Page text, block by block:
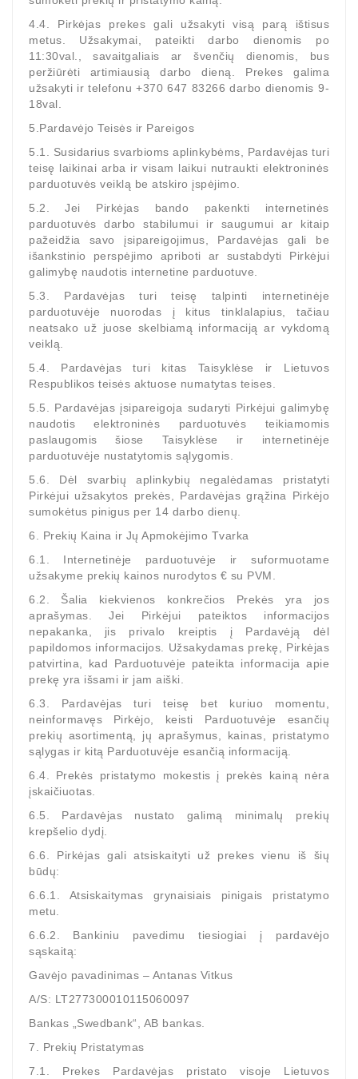
Generatorių
Guoliai
(kondicionieriaus)
DC
Hidrovariklių
Paleidimo
Rėlės
Plastikinis
Spaustukas
(kniedė)
Diagnostikos
Įranga
Generatorių
Remontas
Starterių
Remontas
4.4. Pirkėjas prekes gali užsakyti visą parą ištisus
metus. Užsakymai, pateikti darbo dienomis po
11:30val., savaitgaliais ar švenčių dienomis, bus
peržiūrėti artimiausią darbo dieną. Prekes galima
užsakyti ir telefonu +370 647 83266 darbo dienomis 9-
18val.
5.Pardavėjo Teisės ir Pareigos
5.1. Susidarius svarbioms aplinkybėms, Pardavėjas turi
teisę laikinai arba ir visam laikui nutraukti elektroninės
parduotuvės veiklą be atskiro įspėjimo.
5.2. Jei Pirkėjas bando pakenkti internetinės
parduotuvės darbo stabilumui ir saugumui ar kitaip
pažeidžia savo įsipareigojimus, Pardavėjas gali be
išankstinio perspėjimo apriboti ar sustabdyti Pirkėjui
galimybę naudotis internetine parduotuve.
5.3. Pardavėjas turi teisę talpinti internetinėje
parduotuvėje nuorodas į kitus tinklalapius, tačiau
neatsako už juose skelbiamą informaciją ar vykdomą
veiklą.
5.4. Pardavėjas turi kitas Taisyklėse ir Lietuvos
Respublikos teisės aktuose numatytas teises.
5.5. Pardavėjas įsipareigoja sudaryti Pirkėjui galimybę
naudotis elektroninės parduotuvės teikiamomis
paslaugomis šiose Taisyklėse ir internetinėje
parduotuvėje nustatytomis sąlygomis.
5.6. Dėl svarbių aplinkybių negalėdamas pristatyti
Pirkėjui užsakytos prekės, Pardavėjas grąžina Pirkėjo
sumokėtus pinigus per 14 darbo dienų.
6. Prekių Kaina ir Jų Apmokėjimo Tvarka
6.1. Internetinėje parduotuvėje ir suformuotame
užsakyme prekių kainos nurodytos € su PVM.
6.2. Šalia kiekvienos konkrečios Prekės yra jos
aprašymas. Jei Pirkėjui pateiktos informacijos
nepakanka, jis privalo kreiptis į Pardavėją dėl
papildomos informacijos. Užsakydamas prekę, Pirkėjas
patvirtina, kad Parduotuvėje pateikta informacija apie
prekę yra išsami ir jam aiški.
6.3. Pardavėjas turi teisę bet kuriuo momentu,
neinformavęs Pirkėjo, keisti Parduotuvėje esančių
prekių asortimentą, jų aprašymus, kainas, pristatymo
sąlygas ir kitą Parduotuvėje esančią informaciją.
6.4. Prekės pristatymo mokestis į prekės kainą nėra
įskaičiuotas.
6.5. Pardavėjas nustato galimą minimalų prekių
krepšelio dydį.
6.6. Pirkėjas gali atsiskaityti už prekes vienu iš šių
būdų:
6.6.1. Atsiskaitymas grynaisiais pinigais pristatymo
metu.
6.6.2. Bankiniu pavedimu tiesiogiai į pardavėjo
sąskaitą:
Gavėjo pavadinimas – Antanas Vitkus
A/S: LT277300010115060097
Bankas „Swedbank“, AB bankas.
7. Prekių Pristatymas
7.1. Prekes Pardavėjas pristato visoje Lietuvos